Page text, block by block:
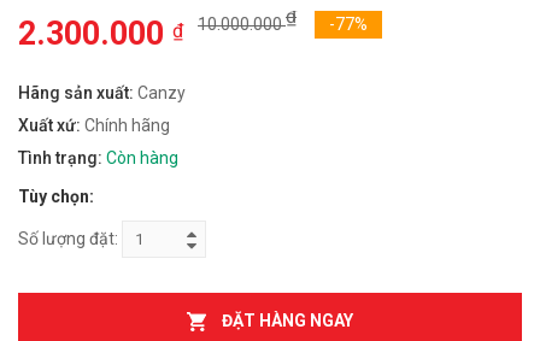
2.300.000 ₫ 10.000.000₫ -77%
Hãng sản xuất: Canzy
Xuất xứ: Chính hãng
Tình trạng: Còn hàng
Tùy chọn:
Số lượng đặt:
ĐẶT HÀNG NGAY